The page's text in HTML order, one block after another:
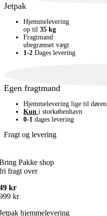
Jetpak
Hjemmelevering
op til 35 kg
Fragtmand
ubegrænset vægt
1-2 Dages levering
Egen fragtmand
Hjemmelevering lige til døren
Kun i storkøbenhavn
0-1 dages levering
Fragt og levering
Pakke shop
fragt over
kr
kr
hjemmelevering